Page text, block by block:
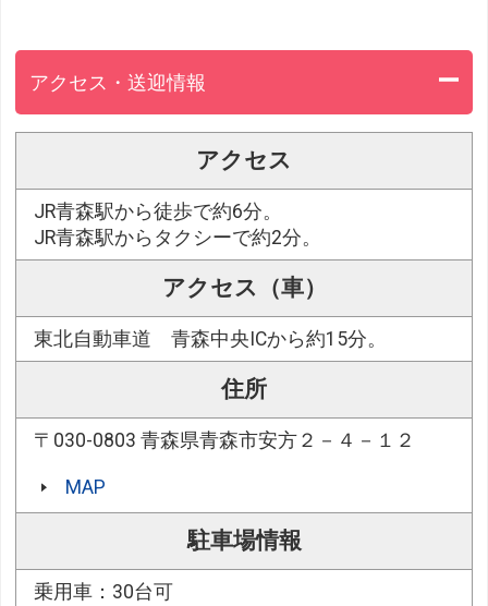
アクセス・送迎情報
アクセス
JR青森駅から徒歩で約6分。
JR青森駅からタクシーで約2分。
アクセス（車）
東北自動車道 青森中央ICから約15分。
住所
〒030-0803 青森県青森市安方２－４－１２
MAP
駐車場情報
乗用車：30台可